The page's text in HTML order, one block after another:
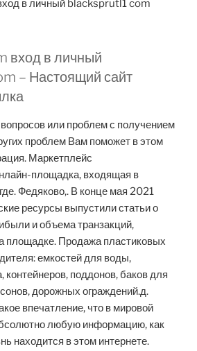
вход в личный
– Настоящий сайт
или проблем с получением
проблем Вам поможет в этом
Маркетплейс
площадка, входящая в
Федяково,. В конце мая 2021
ресурсы выпустили статьи о
и объема транзакций,
площадке. Продажа пластиковых
емкостей для воды,
контейнеров, поддонов, баков для
дорожных ограждений.д.
впечатление, что в мировой
любую информацию, как
находится в этом интернете.